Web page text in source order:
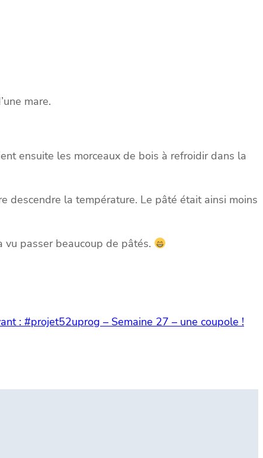
mare.
ensuite les morceaux de bois à refroidir dans la
descendre la température. Le pâté était ainsi moins
vu passer beaucoup de pâtés.
: #projet52uprog – Semaine 27 – une coupole !